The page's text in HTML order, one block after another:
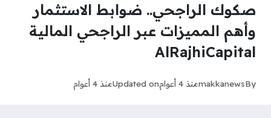
صكوك الراجحي.. ضوابط الاستثمار
وأهم المميزات عبر الراجحي المالية
AlRajhiCapital
By
makkanewsمنذ 4 أعوام Updated onمنذ 4 أعوام